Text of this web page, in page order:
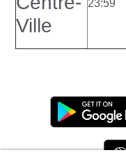
Ville
23:59